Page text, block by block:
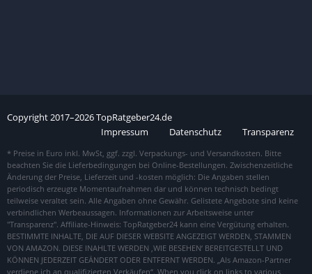
Copyright2017–2026TopRatgeber24.de
Impressum
Datenschutz Transparenz